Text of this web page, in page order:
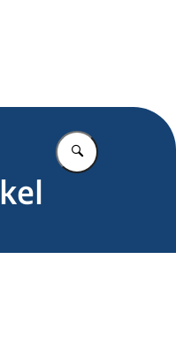
Vul in wat u